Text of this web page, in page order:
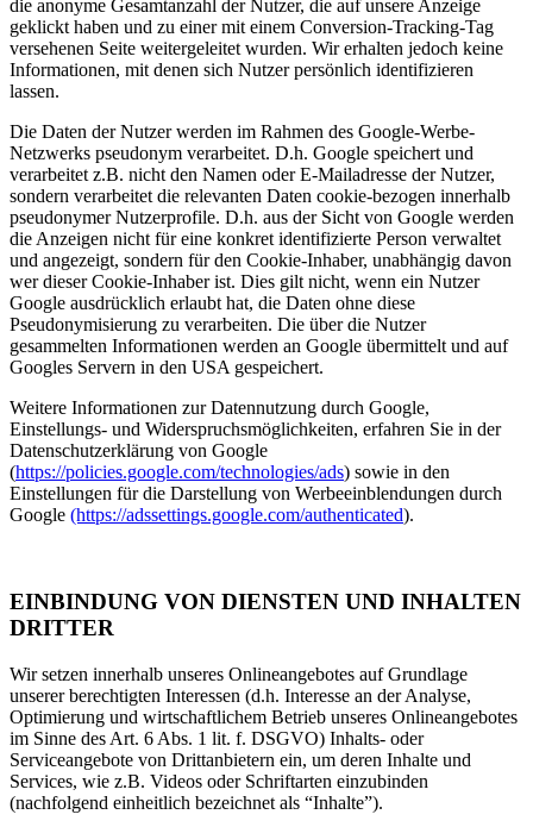
die anonyme Gesamtanzahl der Nutzer, die auf unsere Anzeige
geklickt haben und zu einer mit einem Conversion-Tracking-Tag
versehenen Seite weitergeleitet wurden. Wir erhalten jedoch keine
Informationen, mit denen sich Nutzer persönlich identifizieren
lassen.
Die Daten der Nutzer werden im Rahmen des Google-Werbe-
Netzwerks pseudonym verarbeitet. D.h. Google speichert und
verarbeitet z.B. nicht den Namen oder E-Mailadresse der Nutzer,
sondern verarbeitet die relevanten Daten cookie-bezogen innerhalb
pseudonymer Nutzerprofile. D.h. aus der Sicht von Google werden
die Anzeigen nicht für eine konkret identifizierte Person verwaltet
und angezeigt, sondern für den Cookie-Inhaber, unabhängig davon
wer dieser Cookie-Inhaber ist. Dies gilt nicht, wenn ein Nutzer
Google ausdrücklich erlaubt hat, die Daten ohne diese
Pseudonymisierung zu verarbeiten. Die über die Nutzer
gesammelten Informationen werden an Google übermittelt und auf
Googles Servern in den USA gespeichert.
Weitere Informationen zur Datennutzung durch Google,
Einstellungs- und Widerspruchsmöglichkeiten, erfahren Sie in der
Datenschutzerklärung von Google
(https://policies.google.com/technologies/ads) sowie in den
Einstellungen für die Darstellung von Werbeeinblendungen durch
Google (https://adssettings.google.com/authenticated).
EINBINDUNG VON DIENSTEN UND INHALTEN
DRITTER
Wir setzen innerhalb unseres Onlineangebotes auf Grundlage
unserer berechtigten Interessen (d.h. Interesse an der Analyse,
Optimierung und wirtschaftlichem Betrieb unseres Onlineangebotes
im Sinne des Art. 6 Abs. 1 lit. f. DSGVO) Inhalts- oder
Serviceangebote von Drittanbietern ein, um deren Inhalte und
Services, wie z.B. Videos oder Schriftarten einzubinden
(nachfolgend einheitlich bezeichnet als “Inhalte”).